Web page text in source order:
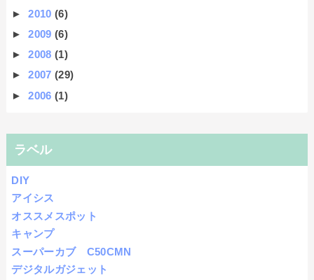
►2010(6)
►2009(6)
►2008(1)
►2007(29)
►2006(1)
ラベル
DIY
アイシス
オススメスポット
キャンプ
スーパーカブ C50CMN
デジタルガジェット